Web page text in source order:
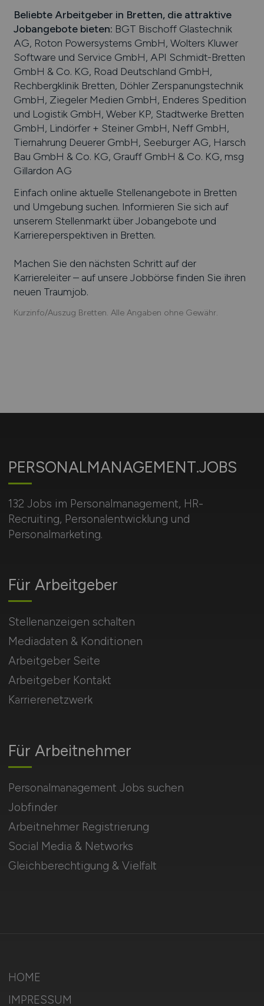
Beliebte Arbeitgeber in Bretten, die attraktive
Jobangebote bieten: BGT Bischoff Glastechnik
AG, Roton Powersystems GmbH, Wolters Kluwer
Software und Service GmbH, API Schmidt-Bretten
GmbH & Co. KG, Road Deutschland GmbH,
Rechbergklinik Bretten, Döhler Zerspanungstechnik
GmbH, Ziegeler Medien GmbH, Enderes Spedition
und Logistik GmbH, Weber KP, Stadtwerke Bretten
GmbH, Lindörfer + Steiner GmbH, Neff GmbH,
Tiernahrung Deuerer GmbH, Seeburger AG, Harsch
Bau GmbH & Co. KG, Grauff GmbH & Co. KG, msg
Gillardon AG
Einfach online aktuelle Stellenangebote in Bretten
und Umgebung suchen. Informieren Sie sich auf
unserem Stellenmarkt über Jobangebote und
Karriereperspektiven in Bretten.
Machen Sie den nächsten Schritt auf der
Karriereleiter – auf unsere Jobbörse finden Sie ihren
neuen Traumjob.
Kurzinfo/Auszug Bretten. Alle Angaben ohne Gewähr.
PERSONALMANAGEMENT.JOBS
132 Jobs im Personalmanagement, HR-
Recruiting, Personalentwicklung und
Personalmarketing.
Für Arbeitnehmer
Personalmanagement Jobs suchen
Jobfinder
Arbeitnehmer Registrierung
Social Media & Networks
Gleichberechtigung & Vielfalt
Für Arbeitgeber
Stellenanzeigen schalten
Mediadaten & Konditionen
Arbeitgeber Seite
Arbeitgeber Kontakt
Karrierenetzwerk
HOME
IMPRESSUM